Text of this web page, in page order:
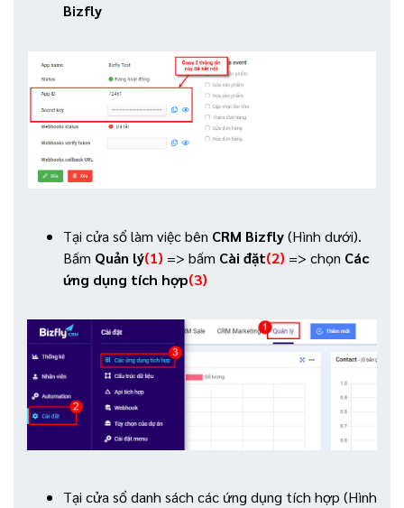
Bizfly
Tại cửa sổ làm việc bên CRM Bizfly(Hình dưới).
Bấm Quản lý(1) => bấm Cài đặt(2) => chọn Các
ứng dụng tích hợp(3)
Tại cửa sổ danh sách các ứng dụng tích hợp (Hình